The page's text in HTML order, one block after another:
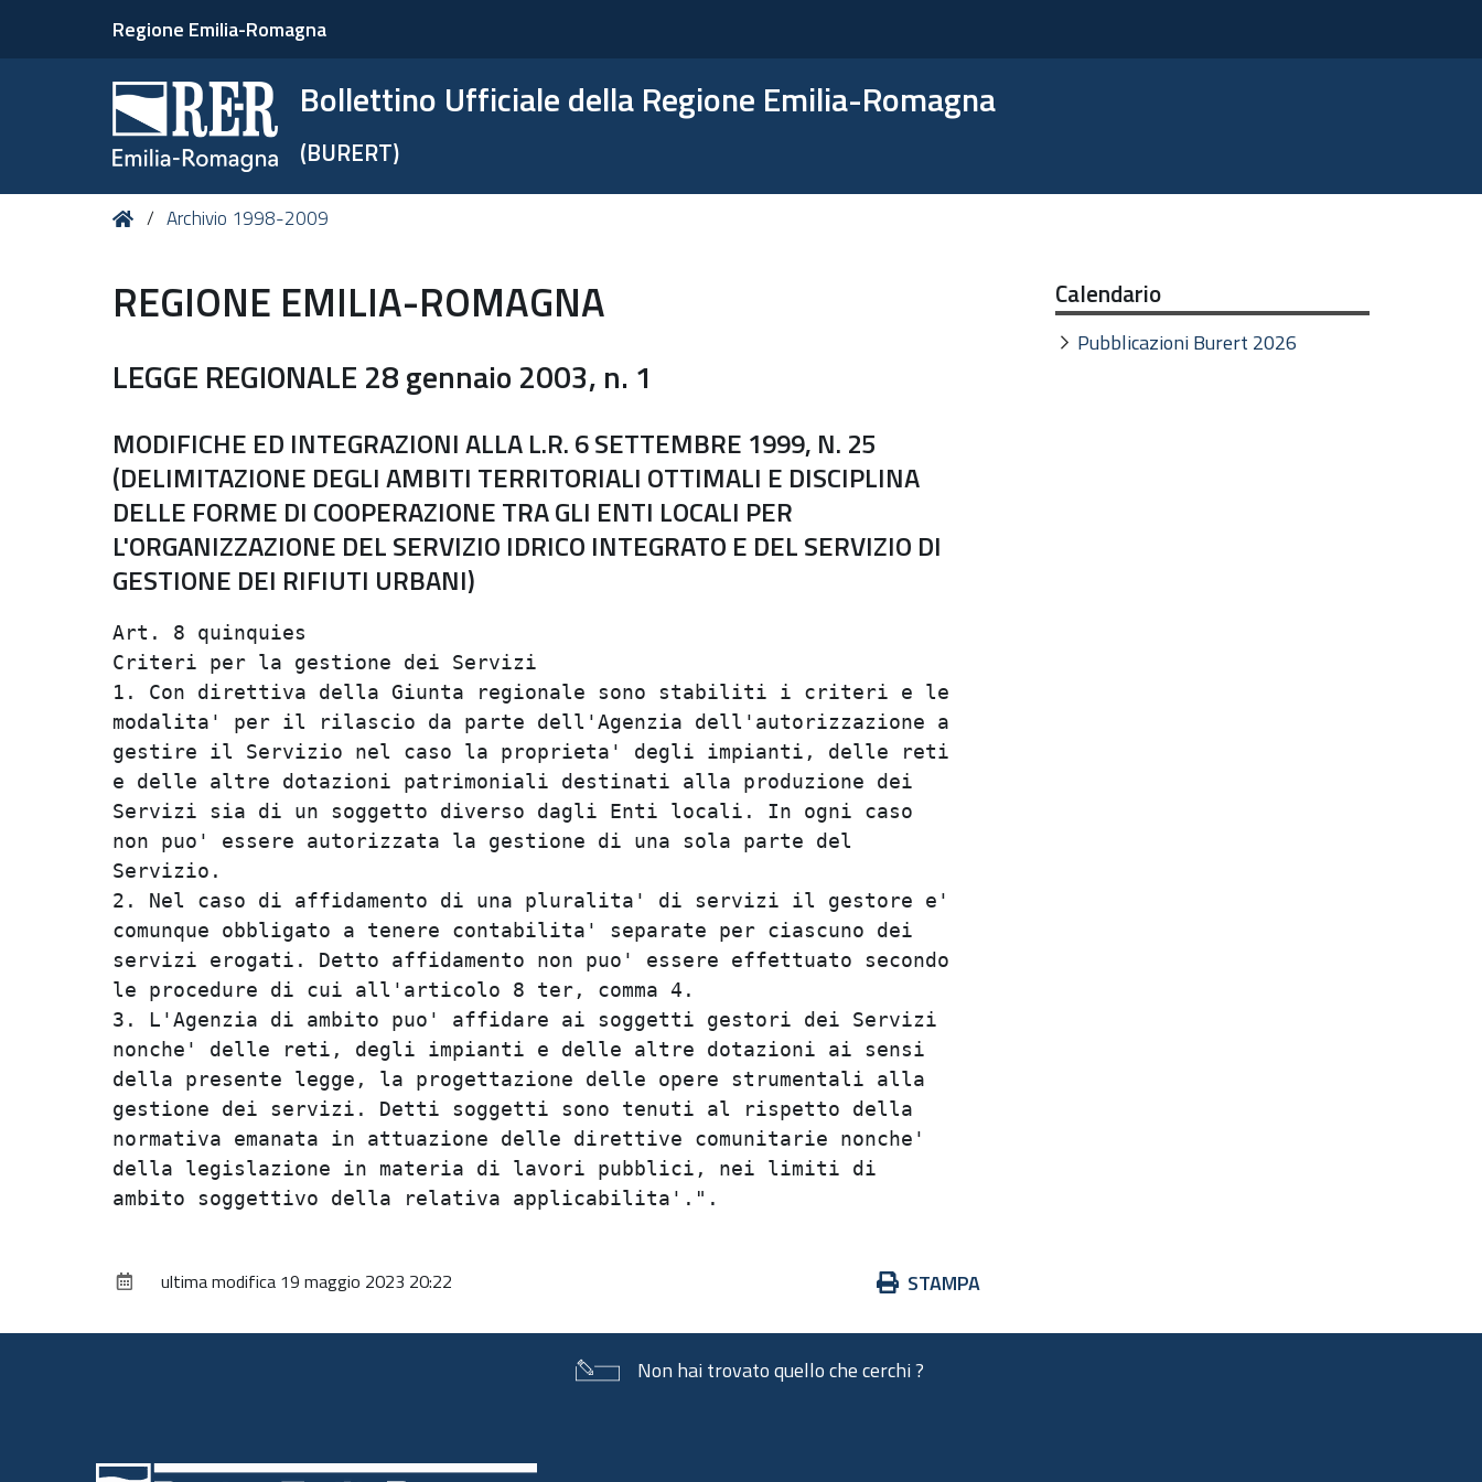
Regione Emilia-Romagna
Bollettino Ufficiale della Regione Emilia-Romagna
(BURERT)
Tu HomeArchivio 1998-2009
REGIONE EMILIA-ROMAGNA
LEGGE REGIONALE 28 gennaio 2003, n. 1
MODIFICHE ED INTEGRAZIONI ALLA L.R. 6 SETTEMBRE 1999, N. 25
(DELIMITAZIONE DEGLI AMBITI TERRITORIALI OTTIMALI E DISCIPLINA
DELLE FORME DI COOPERAZIONE TRA GLI ENTI LOCALI PER
L'ORGANIZZAZIONE DEL SERVIZIO IDRICO INTEGRATO E DEL SERVIZIO DI
GESTIONE DEI RIFIUTI URBANI)
Art. 8 quinquies
Criteri per la gestione dei Servizi
1. Con direttiva della Giunta regionale sono stabiliti i criteri e le
modalita' per il rilascio da parte dell'Agenzia dell'autorizzazione a
gestire il Servizio nel caso la proprieta' degli impianti, delle reti
e delle altre dotazioni patrimoniali destinati alla produzione dei
Servizi sia di un soggetto diverso dagli Enti locali. In ogni caso
non puo' essere autorizzata la gestione di una sola parte del
Servizio.
2. Nel caso di affidamento di una pluralita' di servizi il gestore e'
comunque obbligato a tenere contabilita' separate per ciascuno dei
servizi erogati. Detto affidamento non puo' essere effettuato secondo
le procedure di cui all'articolo 8 ter, comma 4.
3. L'Agenzia di ambito puo' affidare ai soggetti gestori dei Servizi
nonche' delle reti, degli impianti e delle altre dotazioni ai sensi
della presente legge, la progettazione delle opere strumentali alla
gestione dei servizi. Detti soggetti sono tenuti al rispetto della
normativa emanata in attuazione delle direttive comunitarie nonche'
della legislazione in materia di lavori pubblici, nei limiti di
Azioni
documento
STAMPA
ultima modifica 19 maggio 2023 20:22
Calendario
Pubblicazioni Burert 2026
Non hai trovato quello che cerchi ?